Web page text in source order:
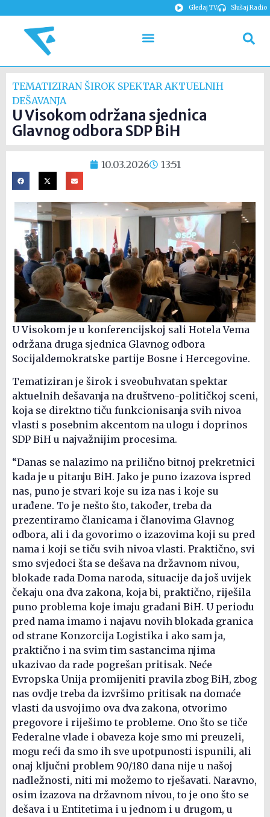
Gledaj TV Slušaj Radio
TEMATIZIRAN ŠIROK SPEKTAR AKTUELNIH
DEŠAVANJA
U Visokom održana sjednica
Glavnog odbora SDP BiH
10.03.2026 13:51
U Visokom je u konferencijskoj sali Hotela Vema
održana druga sjednica Glavnog odbora
Socijaldemokratske partije Bosne i Hercegovine.
Tematiziran je širok i sveobuhvatan spektar
aktuelnih dešavanja na društveno-političkoj sceni,
koja se direktno tiču funkcionisanja svih nivoa
vlasti s posebnim akcentom na ulogu i doprinos
SDP BiH u najvažnijim procesima.
“Danas se nalazimo na prilično bitnoj prekretnici
kada je u pitanju BiH. Jako je puno izazova ispred
nas, puno je stvari koje su iza nas i koje su
urađene. To je nešto što, također, treba da
prezentiramo članicama i članovima Glavnog
odbora, ali i da govorimo o izazovima koji su pred
nama i koji se tiču svih nivoa vlasti. Praktično, svi
smo svjedoci šta se dešava na državnom nivou,
blokade rada Doma naroda, situacije da još uvijek
čekaju ona dva zakona, koja bi, praktično, riješila
puno problema koje imaju građani BiH. U periodu
pred nama imamo i najavu novih blokada granica
od strane Konzorcija Logistika i ako sam ja,
praktično i na svim tim sastancima njima
ukazivao da rade pogrešan pritisak. Neće
Evropska Unija promijeniti pravila zbog BiH, zbog
nas ovdje treba da izvršimo pritisak na domaće
vlasti da usvojimo ova dva zakona, otvorimo
pregovore i riješimo te probleme. Ono što se tiče
Federalne vlade i obaveza koje smo mi preuzeli,
mogu reći da smo ih sve upotpunosti ispunili, ali
onaj ključni problem 90/180 dana nije u našoj
nadležnosti, niti mi možemo to rješavati. Naravno,
osim izazova na državnom nivou, to je ono što se
dešava i u Entitetima i u jednom i u drugom, u